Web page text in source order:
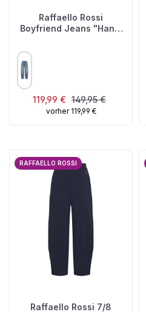
Raffaello Rossi
Boyfriend Jeans "Hanni
FARBE
Verkaufspreis:
119,99 € Regulärer Preis:
149,95 €
vorher 119,99 €
RAFFAELLO ROSSI
Raffaello Rossi 7/8